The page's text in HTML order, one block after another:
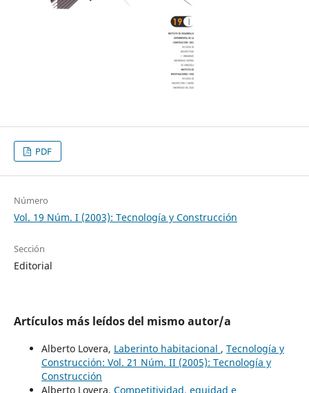
PDF
Número
Vol. 19 Núm. I (2003): Tecnología y Construcción
Sección
Editorial
Artículos más leídos del mismo autor/a
Alberto Lovera, Laberinto habitacional , Tecnología y
Construcción: Vol. 21 Núm. II (2005): Tecnología y
Construcción
Alberto Lovera, Competitividad, equidad e